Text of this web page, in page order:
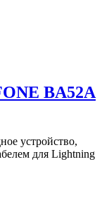
BA52A
устройство,
для Lightning